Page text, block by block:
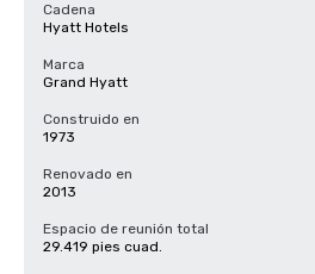
Cadena
Hyatt Hotels
Marca
Grand Hyatt
Construido en
1973
Renovado en
2013
Espacio de reunión total
29.419 pies cuad.